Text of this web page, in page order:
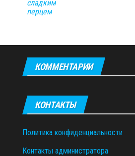
сладким
перцем
КОММЕНТАРИИ
КОНТАКТЫ
Политика конфиденциальности
Контакты администратора